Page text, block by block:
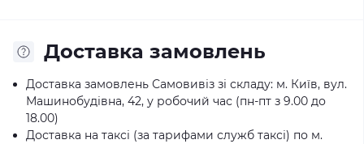
Доставка замовлень
Доставка замовлень Самовивіз зі складу: м. Київ, вул.
Машинобудівна, 42, у робочий час (пн-пт з 9.00 до
18.00)
Доставка на таксі (за тарифами служб таксі) по м.